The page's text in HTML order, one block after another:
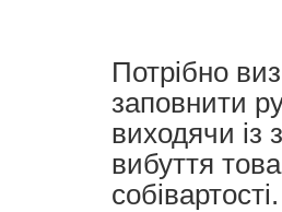
Потрібно
заповнити
виходячи із
вибуття
собівартості.